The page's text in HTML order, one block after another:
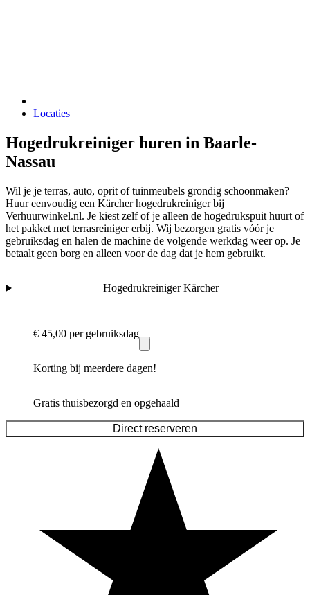
Locaties
Hogedrukreiniger huren in Baarle-
Nassau
Wil je je terras, auto, oprit of tuinmeubels grondig schoonmaken?
Huur eenvoudig een Kärcher hogedrukreiniger bij
Verhuurwinkel.nl. Je kiest zelf of je alleen de hogedrukspuit huurt of
het pakket met terrasreiniger erbij. Wij bezorgen gratis vóór je
gebruiksdag en halen de machine de volgende werkdag weer op. Je
betaalt geen borg en alleen voor de dag dat je hem gebruikt.
Hogedrukreiniger Kärcher
€ 45,00 per gebruiksdag
Korting bij meerdere dagen!
Gratis thuisbezorgd en opgehaald
Direct reserveren